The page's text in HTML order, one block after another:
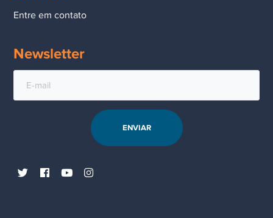
Entre em contato
Newsletter